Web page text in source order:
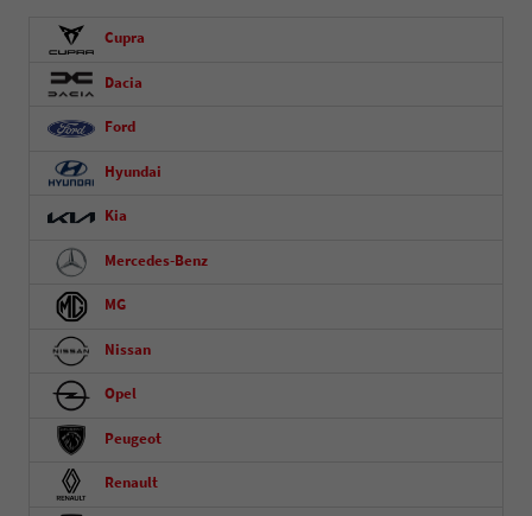
Cupra
Dacia
Ford
Hyundai
Kia
Mercedes-Benz
MG
Nissan
Opel
Peugeot
Renault